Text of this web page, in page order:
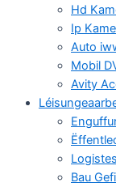
Hd
Ip
Auto
Mobil
Avity
Bau